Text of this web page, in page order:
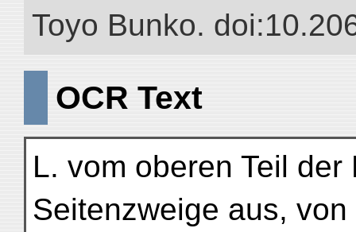
Toyo Bunko.
OCR Text
L. vom oberen Teil
Seitenzweige aus,